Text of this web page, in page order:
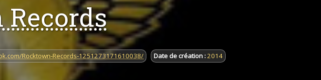
Rocktown-Records-1251273171610038/ Date de création :2014